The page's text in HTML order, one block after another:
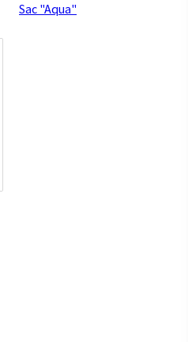
Sac "Aqua"